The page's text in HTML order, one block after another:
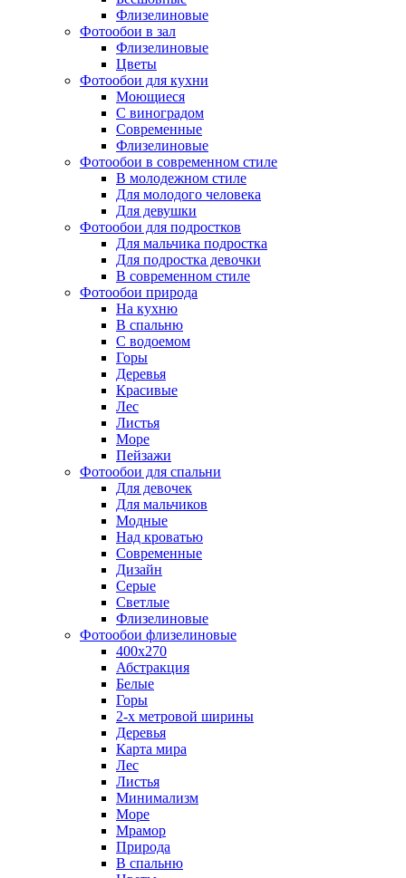
Флизелиновые
Фотообои в зал
Флизелиновые
Цветы
Фотообои для кухни
Моющиеся
С виноградом
Современные
Флизелиновые
Фотообои в современном стиле
В молодежном стиле
Для молодого человека
Для девушки
Фотообои для подростков
Для мальчика подростка
Для подростка девочки
В современном стиле
Фотообои природа
На кухню
В спальню
С водоемом
Горы
Деревья
Красивые
Лес
Листья
Море
Пейзажи
Фотообои для спальни
Для девочек
Для мальчиков
Модные
Над кроватью
Современные
Дизайн
Серые
Светлые
Флизелиновые
Фотообои флизелиновые
400х270
Абстракция
Белые
Горы
2-х метровой ширины
Деревья
Карта мира
Лес
Листья
Минимализм
Море
Мрамор
Природа
В спальню